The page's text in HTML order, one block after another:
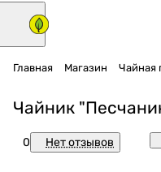
Главная Магазин Чайная
Чайник
0 Нет отзывов